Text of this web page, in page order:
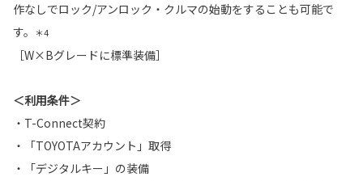
作なしでロック/アンロック・クルマの始動をすることも可能で
す。
＊4
［W×Bグレードに標準装備］
＜利用条件＞
・T-Connect契約
・「TOYOTAアカウント」取得
・「デジタルキー」の装備